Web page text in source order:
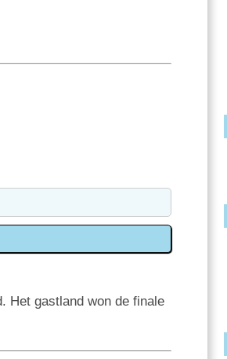
Het gastland won de finale